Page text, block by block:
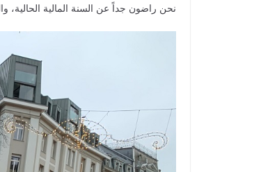
نحن راضون جداً عن السنة المالية الحالية، والتي